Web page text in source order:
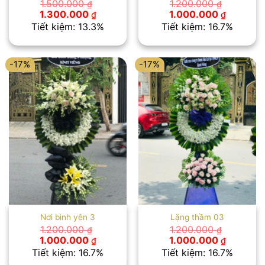
1.500.000₫
Giá
gốc
là:
1.300.000 ₫Giá
hiện
tại
1.300.000 ₫.
Tiết kiệm: 13.3%
1.200.000₫
Giá
gốc
là:
1.000.000 ₫Giá
hiện
tại
Tiết kiệm: 16.7%
-17%
Nơi bình yên 3
1.200.000₫
Giá
gốc
là:
1.000.000 ₫Giá
hiện
tại
Tiết kiệm: 16.7%
-17%
Lặng thầm 03
1.200.000₫
Giá
gốc
là:
1.000.000 ₫Giá
hiện
tại
Tiết kiệm: 16.7%